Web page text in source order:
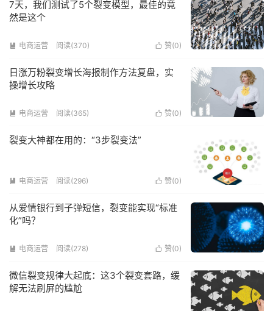
7天，我们测试了5个裂变模型，最佳的竟
然是这个
 赞(0)
 电商运营 阅读(370)
日涨万粉裂变增长海报制作方法复盘，实
操增长攻略
 赞(0)
 电商运营 阅读(365)
裂变大神都在用的：“3步裂变法”
 赞(0)
 电商运营 阅读(296)
从爱情银行到子弹短信，裂变能实现“标准
化”吗？
 赞(0)
 电商运营 阅读(278)
微信裂变规律大起底：这3个裂变套路，缓
解无法刷屏的尴尬